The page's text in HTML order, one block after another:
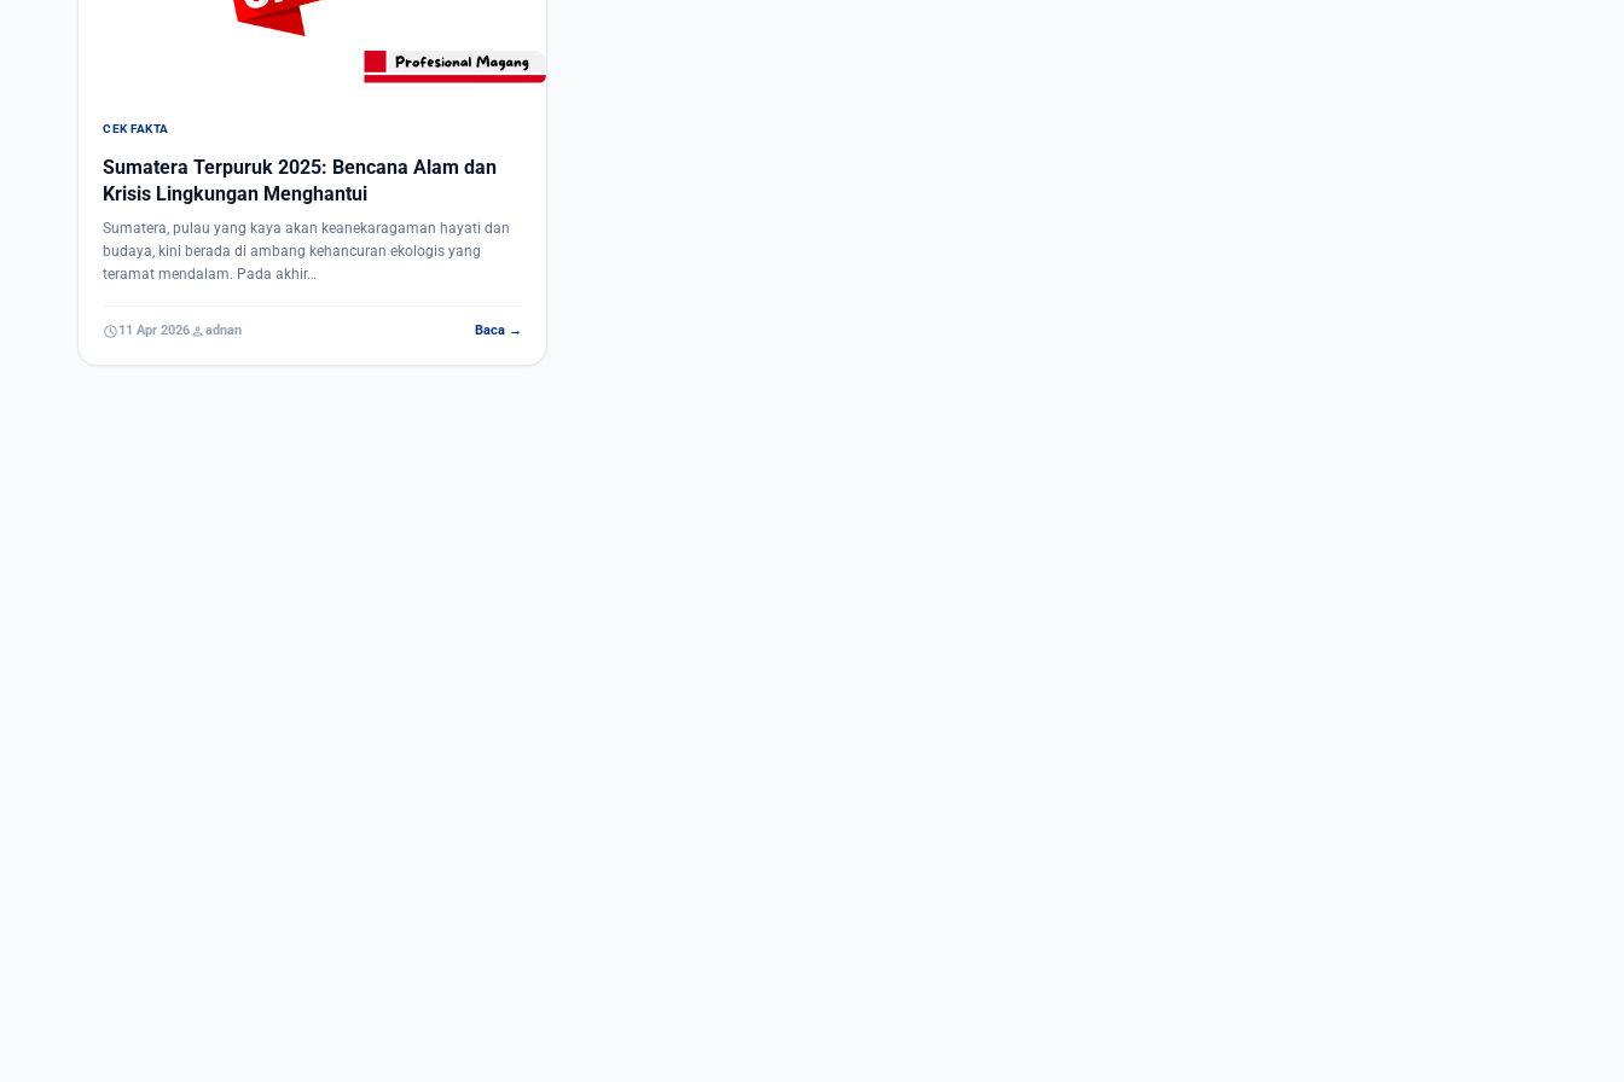
CEK FAKTA
Sumatera Terpuruk 2025: Bencana Alam dan
Krisis Lingkungan Menghantui
Sumatera, pulau yang kaya akan keanekaragaman hayati dan
budaya, kini berada di ambang kehancuran ekologis yang
teramat mendalam. Pada akhir…
schedule11 Apr 2026personadnan Baca →